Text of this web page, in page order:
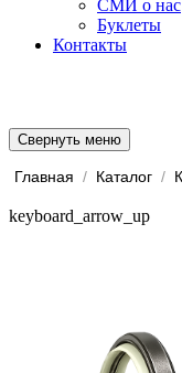
СМИ о нас
Буклеты
Контакты
Свернуть меню
Главная / Каталог /
keyboard_arrow_up